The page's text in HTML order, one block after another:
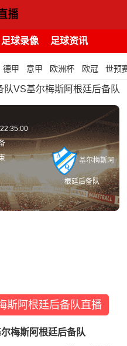
足球录像 足球资讯
德甲 意甲 欧洲杯 欧冠 世预
队VS基尔梅斯阿根廷后备队
基尔梅斯阿
根廷后备队
斯阿根廷后备队直播
梅斯阿根廷后备队